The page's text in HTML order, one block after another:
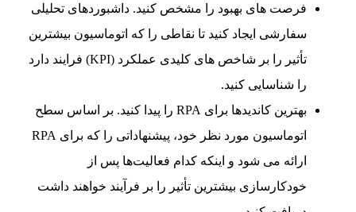
فرصت های بهبود را مشخص کنید. داشبوردهای تحلیلی
سفارشی ایجاد کنید تا نقاطی را که اتوماسیون بیشترین
تأثیر را بر شاخص های کلیدی عملکرد (KPI) فرایند دارد
را شناسایی کنید.
بهترین کاندیدها برای RPA را پیدا کنید. بر اساس سطح
اتوماسیون مورد نظر خود، پیشنهاداتی را که برای RPA
ارائه می شود و اینکه کدام فعالیت‌ها پس از
خودکارسازی بیشترین تأثیر را بر فرآیند خواهند داشت